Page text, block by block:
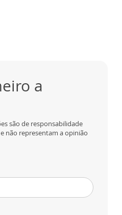
a
são de responsabilidade
não representam a opinião